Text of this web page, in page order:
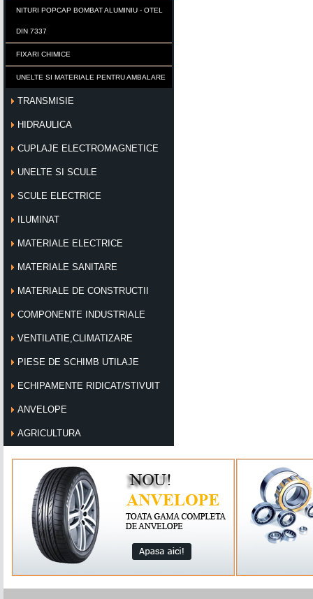
NITURI POPCAP BOMBAT ALUMINIU - OTEL
DIN 7337
FIXARI CHIMICE
UNELTE SI MATERIALE PENTRU AMBALARE
TRANSMISIE
HIDRAULICA
CUPLAJE ELECTROMAGNETICE
UNELTE SI SCULE
SCULE ELECTRICE
ILUMINAT
MATERIALE ELECTRICE
MATERIALE SANITARE
MATERIALE DE CONSTRUCTII
COMPONENTE INDUSTRIALE
VENTILATIE,CLIMATIZARE
PIESE DE SCHIMB UTILAJE
ECHIPAMENTE RIDICAT/STIVUIT
ANVELOPE
AGRICULTURA